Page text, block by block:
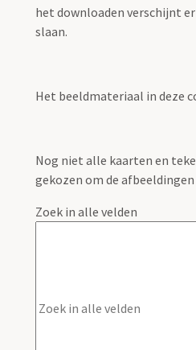
het downloaden verschijnt
slaan.
Het beeldmateriaal in deze
Nog niet alle kaarten en
gekozen om de
Zoek in alle velden